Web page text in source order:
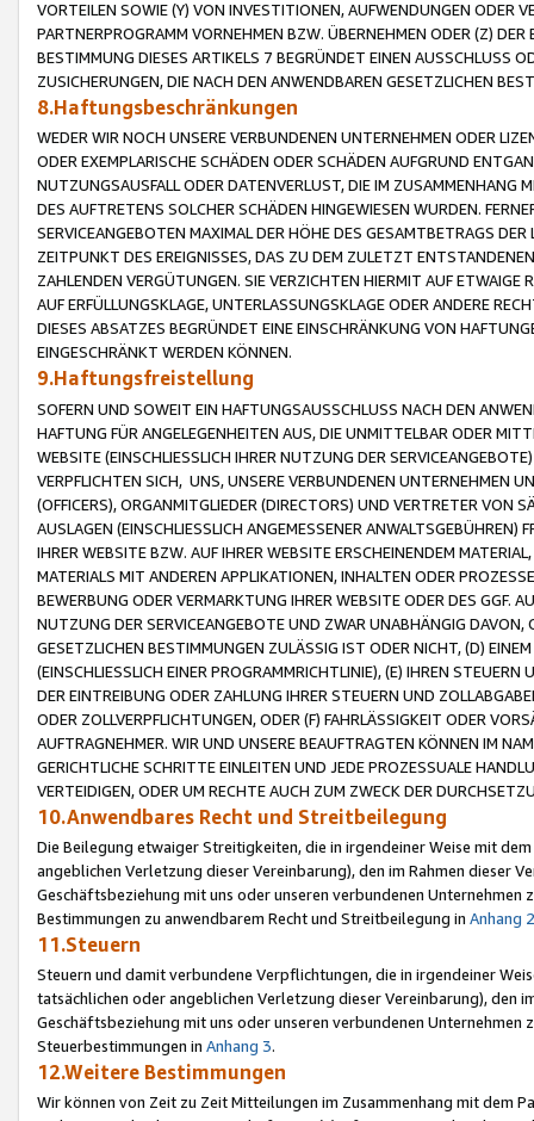
VORTEILEN SOWIE (Y) VON INVESTITIONEN, AUFWENDUNGEN ODER
PARTNERPROGRAMM VORNEHMEN BZW. ÜBERNEHMEN ODER (Z)
BESTIMMUNG DIESES ARTIKELS 7 BEGRÜNDET EINEN AUSSCHLUSS
ZUSICHERUNGEN, DIE NACH DEN ANWENDBAREN GESETZLICHEN
8.Haftungsbeschränkungen
WEDER WIR NOCH UNSERE VERBUNDENEN UNTERNEHMEN ODER
ODER EXEMPLARISCHE SCHÄDEN ODER SCHÄDEN AUFGRUND
NUTZUNGSAUSFALL ODER DATENVERLUST, DIE IM ZUSAMMENHANG
DES AUFTRETENS SOLCHER SCHÄDEN HINGEWIESEN WURDEN.
SERVICEANGEBOTEN MAXIMAL DER HÖHE DES GESAMTBETRAGS
ZEITPUNKT DES EREIGNISSES, DAS ZU DEM ZULETZT
ZAHLENDEN VERGÜTUNGEN. SIE VERZICHTEN HIERMIT AUF
AUF ERFÜLLUNGSKLAGE, UNTERLASSUNGSKLAGE ODER ANDERE
DIESES ABSATZES BEGRÜNDET EINE EINSCHRÄNKUNG VON
EINGESCHRÄNKT WERDEN KÖNNEN.
9.Haftungsfreistellung
SOFERN UND SOWEIT EIN HAFTUNGSAUSSCHLUSS NACH DEN
HAFTUNG FÜR ANGELEGENHEITEN AUS, DIE UNMITTELBAR ODER
WEBSITE (EINSCHLIESSLICH IHRER NUTZUNG DER
VERPFLICHTEN SICH, UNS, UNSERE VERBUNDENEN UNTERNEHMEN
(OFFICERS), ORGANMITGLIEDER (DIRECTORS) UND VERTRETER VON
AUSLAGEN (EINSCHLIESSLICH ANGEMESSENER
IHRER WEBSITE BZW. AUF IHRER WEBSITE ERSCHEINENDEM
MATERIALS MIT ANDEREN APPLIKATIONEN, INHALTEN ODER
BEWERBUNG ODER VERMARKTUNG IHRER WEBSITE ODER DES GGF.
NUTZUNG DER SERVICEANGEBOTE UND ZWAR UNABHÄNGIG
GESETZLICHEN BESTIMMUNGEN ZULÄSSIG IST ODER NICHT, (D)
(EINSCHLIESSLICH EINER PROGRAMMRICHTLINIE), (E) IHREN
DER EINTREIBUNG ODER ZAHLUNG IHRER STEUERN UND
ODER ZOLLVERPFLICHTUNGEN, ODER (F) FAHRLÄSSIGKEIT ODER
AUFTRAGNEHMER. WIR UND UNSERE BEAUFTRAGTEN KÖNNEN IM
GERICHTLICHE SCHRITTE EINLEITEN UND JEDE PROZESSUALE
VERTEIDIGEN, ODER UM RECHTE AUCH ZUM ZWECK DER
10.Anwendbares Recht und Streitbeilegung
Die Beilegung etwaiger Streitigkeiten, die in irgendeiner Weise mit
angeblichen Verletzung dieser Vereinbarung), den im Rahmen dieser
Geschäftsbeziehung mit uns oder unseren verbundenen
Bestimmungen zu anwendbarem Recht und Streitbeilegung in Anhang 2
11.Steuern
Steuern und damit verbundene Verpflichtungen, die in irgendeiner
tatsächlichen oder angeblichen Verletzung dieser Vereinbarung), den
Geschäftsbeziehung mit uns oder unseren verbundenen
Steuerbestimmungen in Anhang 3.
12.Weitere Bestimmungen
Wir können von Zeit zu Zeit Mitteilungen im Zusammenhang mit dem